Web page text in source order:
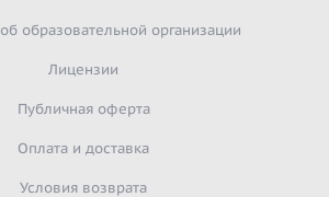
образовательной организации
Лицензии
Публичная оферта
Оплата и доставка
Условия возврата